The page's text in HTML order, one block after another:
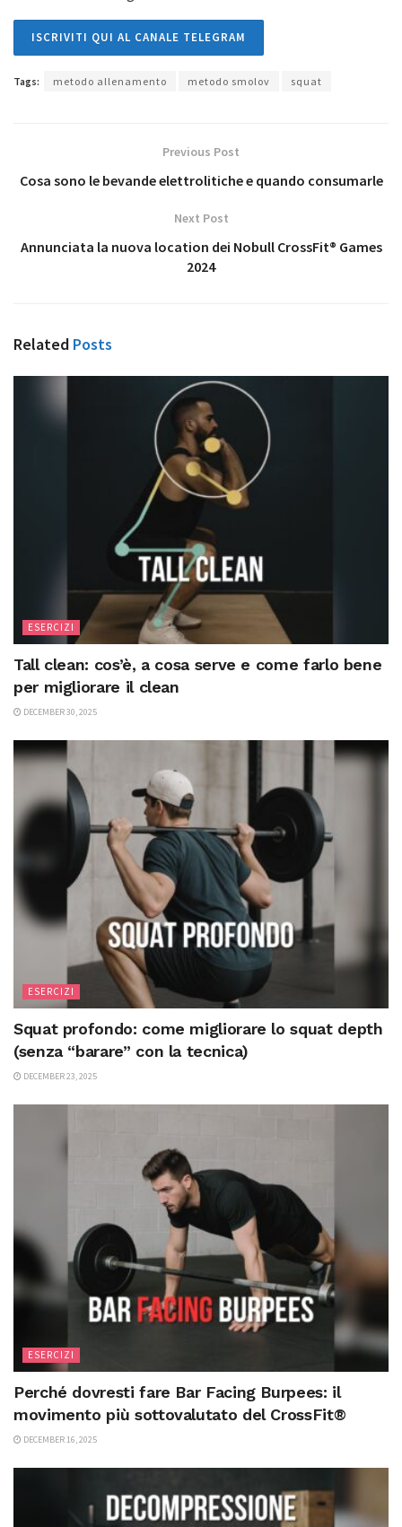
ISCRIVITI QUI AL CANALE TELEGRAM
Tags: metodo allenamento metodo smolov squat
Previous Post
Cosa sono le bevande elettrolitiche e quando consumarle
Next Post
Annunciata la nuova location dei Nobull CrossFit® Games
2024
Related Posts
ESERCIZI
Tall clean: cos’è, a cosa serve e come farlo bene
per migliorare il clean
DECEMBER 30, 2025
ESERCIZI
Squat profondo: come migliorare lo squat depth
(senza “barare” con la tecnica)
DECEMBER 23, 2025
ESERCIZI
Perché dovresti fare Bar Facing Burpees: il
movimento più sottovalutato del CrossFit®
DECEMBER 16, 2025